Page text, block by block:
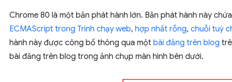
Chrome 80 là một bản phát hành lớn. Bản phát hành này
ECMAScript trong Trình chạy web, hợp nhất rỗng, chuỗi tuỳ
hành này được công bố thông qua một bài đăng trên blog
bài đăng trên blog trong ảnh chụp màn hình bên dưới.